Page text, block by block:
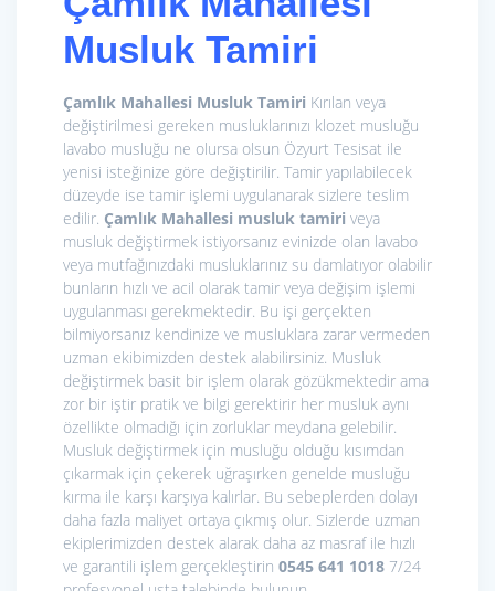
Musluk Tamiri
Çamlık Mahallesi Musluk Tamiri Kırılan veya
değiştirilmesi gereken musluklarınızı klozet musluğu
lavabo musluğu ne olursa olsun Özyurt Tesisat ile
yenisi isteğinize göre değiştirilir. Tamir yapılabilecek
düzeyde ise tamir işlemi uygulanarak sizlere teslim
edilir. Çamlık Mahallesi musluk tamiri veya
musluk değiştirmek istiyorsanız evinizde olan lavabo
veya mutfağınızdaki musluklarınız su damlatıyor olabilir
bunların hızlı ve acil olarak tamir veya değişim işlemi
uygulanması gerekmektedir. Bu işi gerçekten
bilmiyorsanız kendinize ve musluklara zarar vermeden
uzman ekibimizden destek alabilirsiniz. Musluk
değiştirmek basit bir işlem olarak gözükmektedir ama
zor bir iştir pratik ve bilgi gerektirir her musluk aynı
özellikte olmadığı için zorluklar meydana gelebilir.
Musluk değiştirmek için musluğu olduğu kısımdan
çıkarmak için çekerek uğraşırken genelde musluğu
kırma ile karşı karşıya kalırlar. Bu sebeplerden dolayı
daha fazla maliyet ortaya çıkmış olur. Sizlerde uzman
ekiplerimizden destek alarak daha az masraf ile hızlı
ve garantili işlem gerçekleştirin 0545 641 1018 7/24